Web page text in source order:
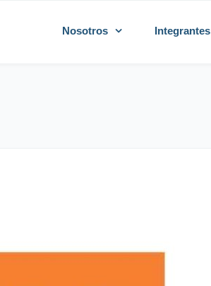
Nosotros Integrantes